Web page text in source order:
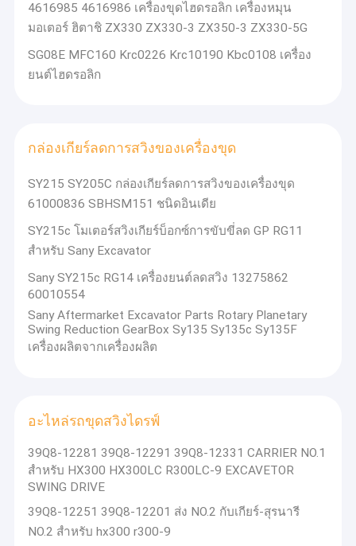
บ้าน
ผลิตภัณฑ์
วิดีโอ
4616985 4616986 เครื่องขุดไฮดรอลิก เครื่องหมุน
มอเตอร์ ฮิตาชิ ZX330 ZX330-3 ZX350-3 ZX330-5G
SG08E MFC160 Krc0226 Krc10190 Kbc0108 เครื่อง
ยนต์ไฮดรอลิก
กล่องเกียร์ลดการสวิงของเครื่องขุด
SY215 SY205C กล่องเกียร์ลดการสวิงของเครื่องขุด
61000836 SBHSM151 ชนิดอินเดีย
SY215c โมเตอร์สวิงเกียร์บ็อกซ์การขับขี่ลด GP RG11
สําหรับ Sany Excavator
Sany SY215c RG14 เครื่องยนต์ลดสวิง 13275862
60010554
Sany Aftermarket Excavator Parts Rotary Planetary
Swing Reduction GearBox Sy135 Sy135c Sy135F
เครื่องผลิตจากเครื่องผลิต
อะไหล่รถขุดสวิงไดรฟ์
39Q8-12281 39Q8-12291 39Q8-12331 CARRIER NO.1
สำหรับ HX300 HX300LC R300LC-9 EXCAVETOR
SWING DRIVE
39Q8-12251 39Q8-12201 ส่ง NO.2 กับเกียร์-สุรนารี
NO.2 สําหรับ hx300 r300-9
สินค้าหลัก
เครื่องขับเคลื่อนท้าย กล่องเกียร์การเดินทาง มอเตอร์การเดินทาง
กล่องเกียร์สวิง มอเตอร์สวิง